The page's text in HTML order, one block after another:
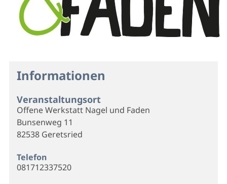
Informationen
Veranstaltungsort
Offene Werkstatt Nagel und Faden
Bunsenweg 11
82538 Geretsried
Telefon
081712337520